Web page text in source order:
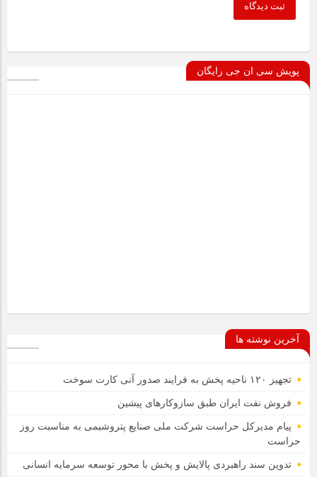
ثبت دیدگاه
پویش سی ان جی رایگان
آخرین نوشته ها
تجهیز ۱۲۰ ناحیه پخش به فرایند صدور آنی کارت سوخت
فروش نفت ایران طبق سازوکارهای پیشین
پیام مدیرکل حراست شرکت ملی صنایع پتروشیمی به مناسبت روز
حراست
تدوین سند راهبردی پالایش و پخش با محور توسعه سرمایه انسانی